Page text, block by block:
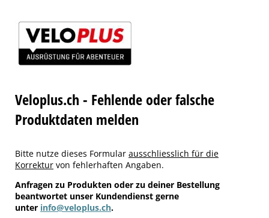
Veloplus.ch - Fehlende oder falsche
Produktdaten melden
Bitte nutze dieses Formular ausschliesslich für die
Korrektur von fehlerhaften Angaben.
Anfragen zu Produkten oder zu deiner Bestellung
beantwortet unser Kundendienst gerne
unter info@veloplus.ch.